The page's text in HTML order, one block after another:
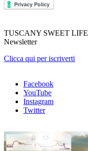
TUSCANY SWEET LIFE
Newsletter
Clicca qui per iscriverti
Facebook
YouTube
Instagram
Twitter